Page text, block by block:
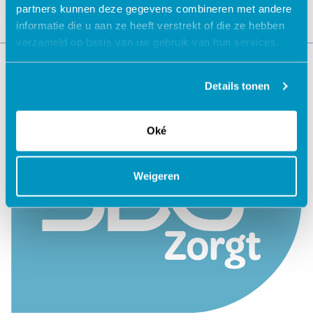
partners kunnen deze gegevens combineren met andere
informatie die u aan ze heeft verstrekt of die ze hebben
verzameld op basis van uw gebruik van hun services.
Details tonen
Oké
Weigeren